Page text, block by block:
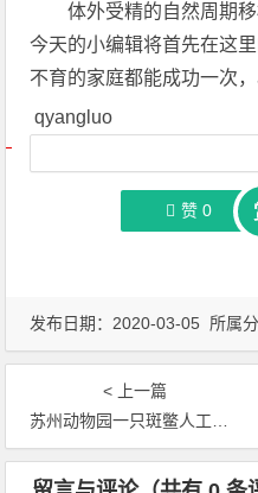
体外受精的自然周期
今天的小编辑将首先在这
不育的家庭都能成功一次
qyangluo
文章导航
赞0
发布日期：2020-03-05 所属
< 上一篇
苏州动物园一只斑鳖人工受精时死亡 世界上仅剩
文章导航